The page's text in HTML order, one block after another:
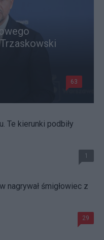
63
Te kierunki podbiły
1
nagrywał śmigłowiec z
29